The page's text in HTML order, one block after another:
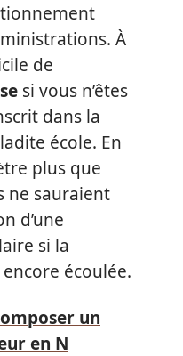
À
de
si vous n’êtes
dans la
école. En
plus que
ne sauraient
d’une
si la
écoulée.
un
en N